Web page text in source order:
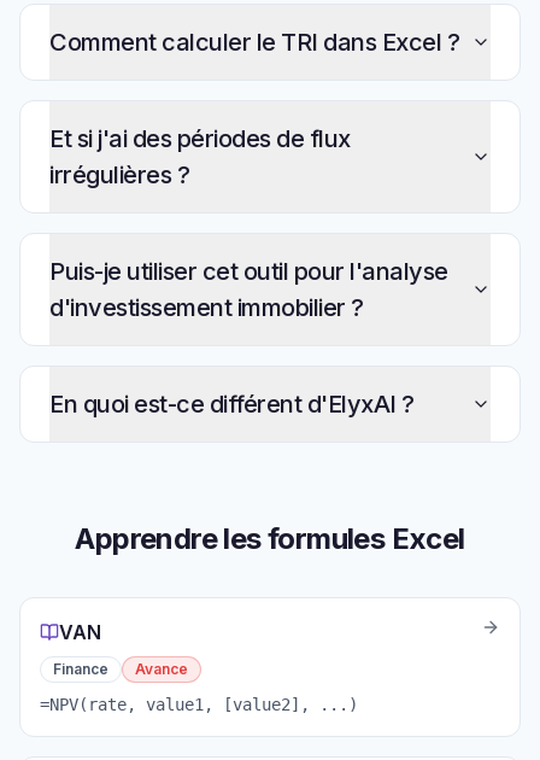
Comment calculer le TRI dans Excel ?
Et si j'ai des périodes de flux
irrégulières ?
Puis-je utiliser cet outil pour l'analyse
d'investissement immobilier ?
En quoi est-ce différent d'ElyxAI ?
Apprendre les formules Excel
VAN
Finance Avance
=NPV(rate, value1, [value2], ...)